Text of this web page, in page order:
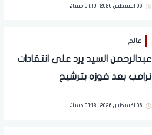
06 اغسطس 2026 | 01:19 مساءً
عالم
عبدالرحمن السيد يرد على انتقادات
ترامب بعد فوزه بترشيح
ميشيجان
06 اغسطس 2026 | 01:13 مساءً